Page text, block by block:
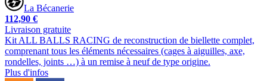
La Bécanerie
112,90 €
Livraison gratuite
Kit ALL BALLS RACING de reconstruction de biellette complet,
comprenant tous les éléments nécessaires (cages à aiguilles, axe,
rondelles, joints …) à un remise à neuf de type origine.
Plus d'infos